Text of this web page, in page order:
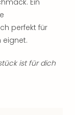
Ein
perfekt für
eignet.
ist für dich